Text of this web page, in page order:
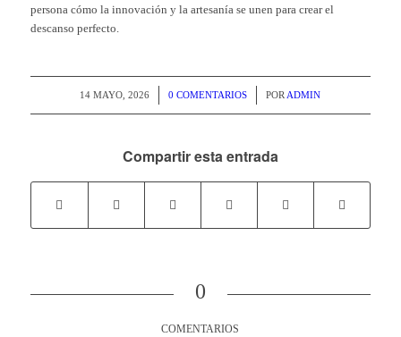
persona cómo la innovación y la artesanía se unen para crear el
descanso perfecto.
14 MAYO, 2026
/ 0 COMENTARIOS
/ PORADMIN
Compartir esta entrada
0
COMENTARIOS